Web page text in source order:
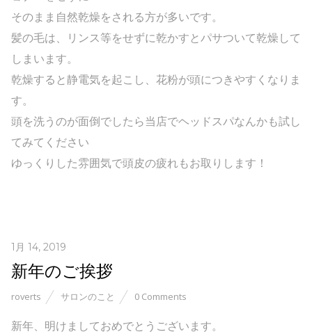
そのまま自然乾燥をされる方が多いです。
髪の毛は、リンス等をせずに乾かすとパサついて乾燥して
しまいます。
乾燥すると静電気を起こし、花粉が頭につきやすくなりま
す。
頭を洗うのが面倒でしたら当店でヘッドスパなんかも試し
てみてください
ゆっくりした雰囲気で頭皮の疲れもお取りします！
1月 14, 2019
新年のご挨拶
roverts サロンのこと 0 Comments
新年、明けましておめでとうございます。